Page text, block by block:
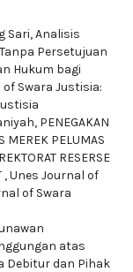
Sari,Analisis
Persetujuan
Hukum bagi
Swara Justisia:
PENEGAKAN
MEREK PELUMAS
RESERSE
,Unes Journal of
of Swara
atas
Debitur dan Pihak